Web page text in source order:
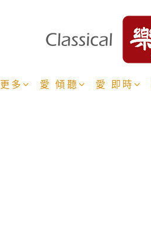
多 愛 傾聽 愛 即時